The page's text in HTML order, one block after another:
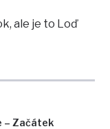
– Začátek
ale je to Loď